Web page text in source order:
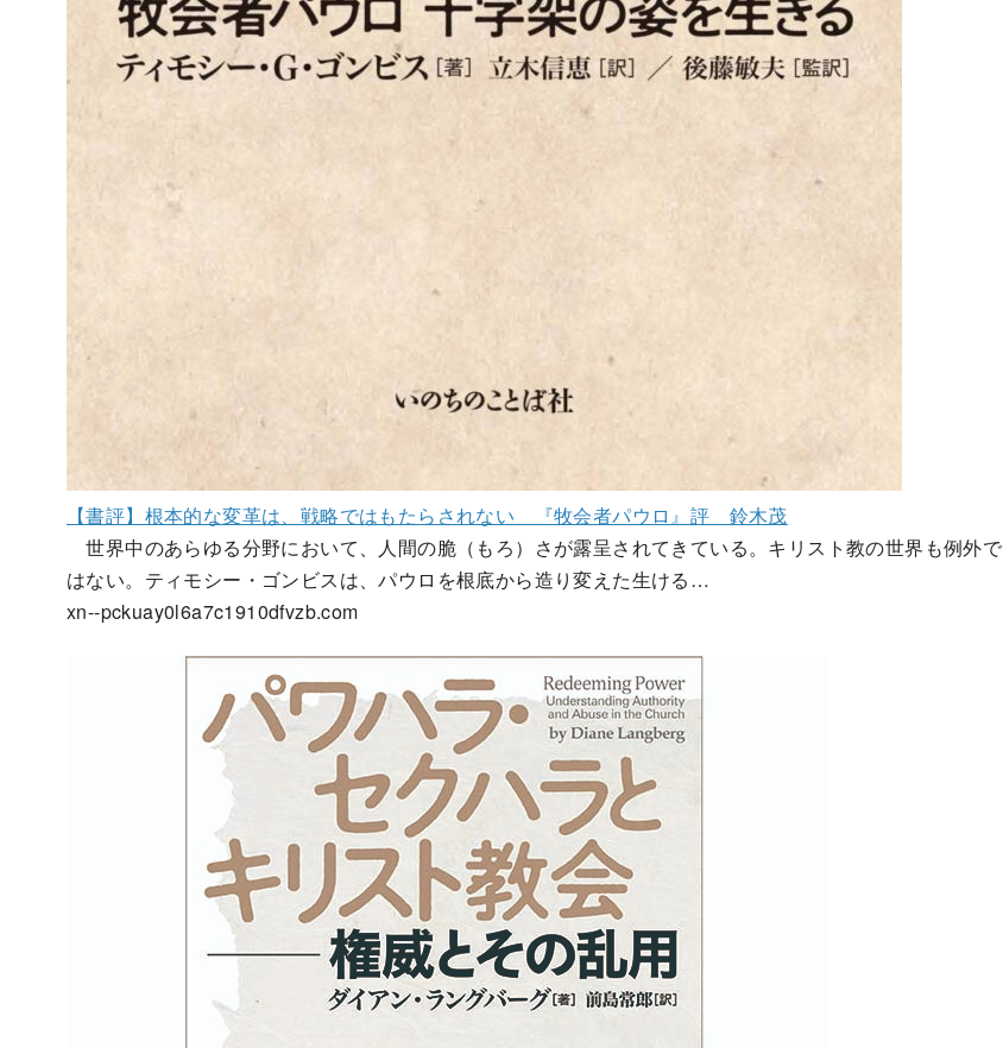
【書評】根本的な変革は、戦略ではもたらされない 『牧会者パウロ』評 鈴木茂
世界中のあらゆる分野において、人間の脆（もろ）さが露呈されてきている。キリスト教の世界も例外で
はない。ティモシー・ゴンビスは、パウロを根底から造り変えた生ける…
xn--pckuay0l6a7c1910dfvzb.com